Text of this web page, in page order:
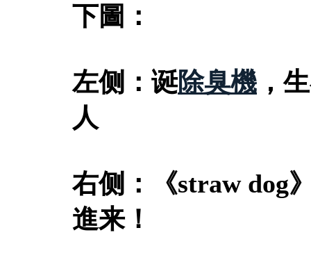
下圖：
左侧：诞除臭機 ，
人
右侧：《straw dog
進来！